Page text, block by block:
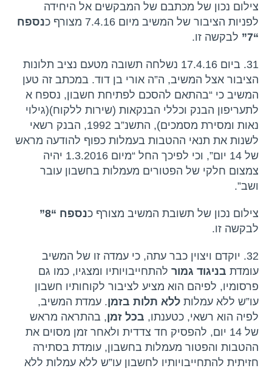
צילום נכון של מכתבם של המבקשים אל היחידה
לפניות הציבור של המשיב מיום 7.4.16 מצורף כ
נספח
“7”
לבקשה זו.
31. ביום 17.4.16 נשלחה תשובה מטעם נציב תלונות
הציבור אצל המשיב, ה”ה אורי בן דוד. במכתב זה טען
המשיב כי “בהתאם להסכם לפתיחת חשבון, נספח א
לתעריפון הבנק וכללי הבנקאות (שירות ללקוח)(גילוי
נאות ומסירת מסמכים), התשנ”ב 1992, הבנק רשאי
לשנות את תנאי ההטבות בעמלות כפוף להודעה מראש
של 14 יום”, וכי לפיכך החל “מיום 1.3.2016 יהיה
צמצום חלקי של הפטורים מעמלות בחשבון עובר
ושב”.
צילום נכון של תשובת המשיב מצורף כנספח “8”
לבקשה זו.
32. יוקדם ויצוין כבר עתה, כי עמדה זו של המשיב
עומדת בניגוד גמור להתחייבויותיו ומצגיו, כמו גם
פרסומיו, לפיהם הוא מציע לציבור לקוחותיו חשבון
עו”ש ללא עמלותללא תלות בזמן. עמדת המשיב,
לפיה הוא רשאי, כטענתו, בכל זמן, בהתראה מראש
של 14 יום, להפסיק חד צדדית ולאחר זמן מסוים את
ההטבות והפטור מעמלות בחשבון, עומדת בסתירה
חזיתית להתחייבויותיו לחשבון עו”ש ללא עמלות ללא